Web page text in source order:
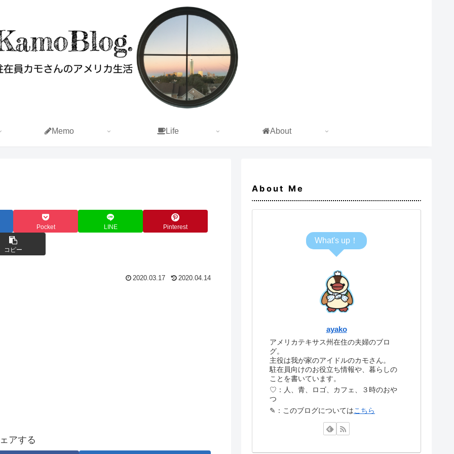
Memo Life About
Pocket LINE Pinterest
コピー
2020.03.17 2020.04.14
アする
About Me
What's up！
ayako
アメリカテキサス州在住の夫婦のブロ
グ。
主役は我が家のアイドルのカモさん。
駐在員向けのお役立ち情報や、暮らしの
ことを書いています。
♡：人、青、ロゴ、カフェ、３時のおや
つ
✎：このブログについてはこちら